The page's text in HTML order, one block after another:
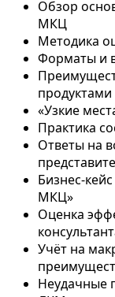
Обзор
МКЦ
Методика
Форматы и
продуктами
«Узкие
Практика
Ответы на
Бизнес-
МКЦ»
Оценка
Учёт на
Неудачные